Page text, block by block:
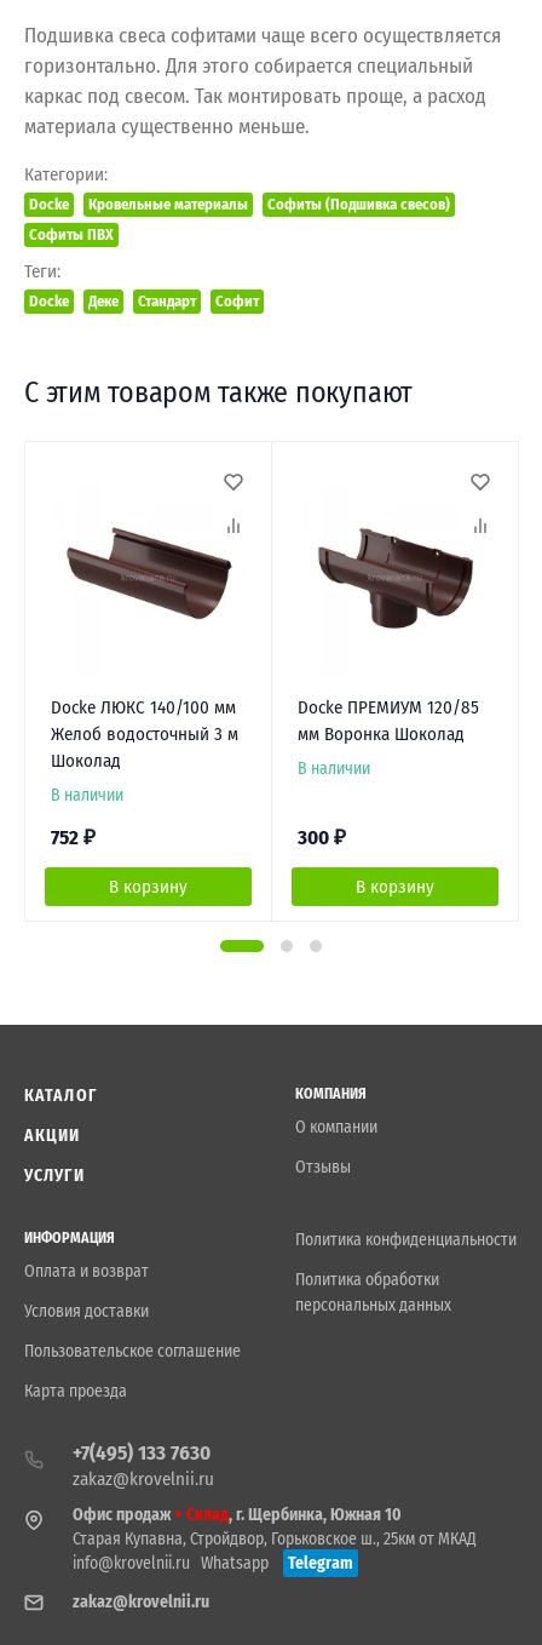
Подшивка свеса софитами чаще всего осуществляется
горизонтально. Для этого собирается специальный
каркас под свесом. Так монтировать проще, а расход
материала существенно меньше.
Категории:
Docke Кровельные материалы
Софиты (Подшивка свесов)
Софиты ПВХ
Теги:
Docke Деке Стандарт Софит
С этим товаром также покупают
Docke ЛЮКС 140/100 мм
Желоб водосточный 3 м
Шоколад
В наличии
752 ₽
В корзину
Docke ПРЕМИУМ 120/85
мм Воронка Шоколад
В наличии
300 ₽
В корзину
КАТАЛОГ
АКЦИИ
УСЛУГИ
КОМПАНИЯ
О компании
Отзывы
ИНФОРМАЦИЯ
Оплата и возврат
Условия доставки
Пользовательское соглашение
Карта проезда
Политика конфиденциальности
Политика обработки
персональных данных
+7(495) 133 7630
zakaz@krovelnii.ru
Офис продаж+ Склад, г. Щербинка, Южная 10
Старая Купавна, Стройдвор, Горьковское ш., 25км от МКАД
info@krovelnii.ru Whatsapp
Telegram
zakaz@krovelnii.ru